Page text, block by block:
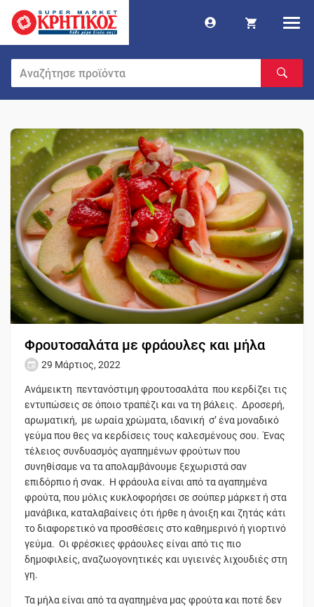
Φρουτοσαλάτα με φράουλες και μήλα
29 Μάρτιος, 2022
Ανάμεικτη πεντανόστιμη φρουτοσαλάτα που κερδίζει τις
εντυπώσεις σε όποιο τραπέζι και να τη βάλεις. Δροσερή,
αρωματική, με ωραία χρώματα, ιδανική σ’ ένα μοναδικό
γεύμα που θες να κερδίσεις τους καλεσμένους σου. Ένας
τέλειος συνδυασμός αγαπημένων φρούτων που
συνηθίσαμε να τα απολαμβάνουμε ξεχωριστά σαν
επιδόρπιο ή σνακ. Η φράουλα είναι από τα αγαπημένα
φρούτα, που μόλις κυκλοφορήσει σε σούπερ μάρκετ ή στα
μανάβικα, καταλαβαίνεις ότι ήρθε η άνοιξη και ζητάς κάτι
το διαφορετικό να προσθέσεις στο καθημερινό ή γιορτινό
γεύμα. Οι φρέσκιες φράουλες είναι από τις πιο
δημοφιλείς, αναζωογονητικές και υγιεινές λιχουδιές στη
γη.
Τα μήλα είναι από τα αγαπημένα μας φρούτα και ποτέ δεν